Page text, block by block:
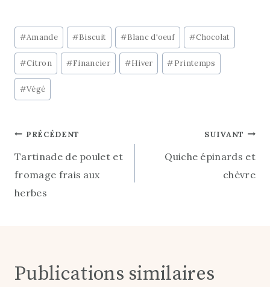
Étiquettes
de
la
publication :
#Amande #Biscuit #Blanc d'oeuf #Chocolat
#Citron #Financier #Hiver #Printemps
#Végé
Navigation
de
l’article
PRÉCÉDENT
Tartinade de poulet et
fromage frais aux
herbes
SUIVANT
Quiche épinards et
chèvre
Publications similaires